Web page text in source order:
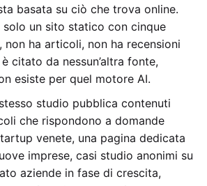
basata su ciò che trova online.
solo un sito statico con cinque
non ha articoli, non ha recensioni
citato da nessun’altra fonte,
esiste per quel motore AI.
studio pubblica contenuti
che rispondono a domande
venete, una pagina dedicata
imprese, casi studio anonimi su
aziende in fase di crescita,